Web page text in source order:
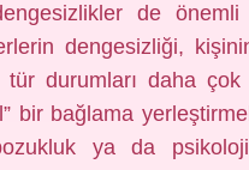
de
dengesizliği,
tür durumları daha
bir bağlama
ya da